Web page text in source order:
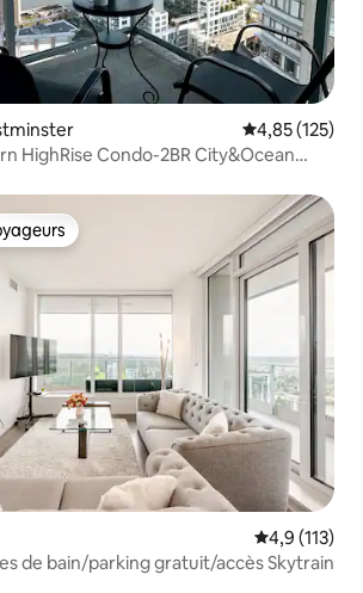
Note
4,85 (125)
HighRise Condo-2BR City&Ocean
Note
4,9 (113)
de bain/parking gratuit/accès Skytrain